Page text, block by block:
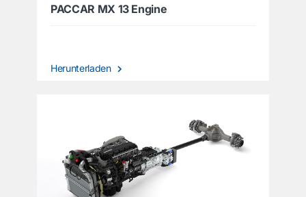
PACCAR MX 13 Engine
Herunterladen